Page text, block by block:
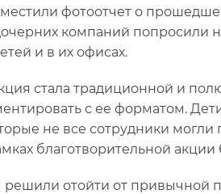
фотоотчет о
компаний попросили
и в их офисах.
стала традиционной и
с ее форматом.
не все сотрудники
благотворительной
отойти от привычной